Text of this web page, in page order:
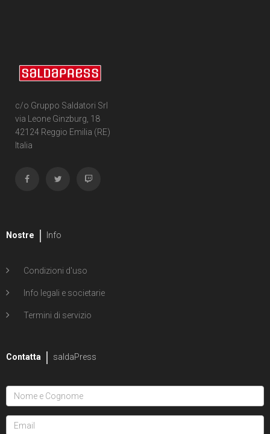
c/o Gruppo Saldatori Srl
via Leone Ginzburg, 18
42124 Reggio Emilia (RE)
Italia
Nostre Info
Condizioni d'uso
Info legali e societarie
Termini di servizio
Contatta saldaPress